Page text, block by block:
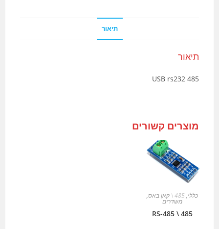
תיאור
תיאור
485 USB rs232
מוצרים קשורים
כללי, 485 \ קאן באס ,
משדרים
485 \ RS-485